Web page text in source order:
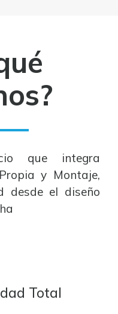
que integra
y Montaje,
desde el diseño
Total